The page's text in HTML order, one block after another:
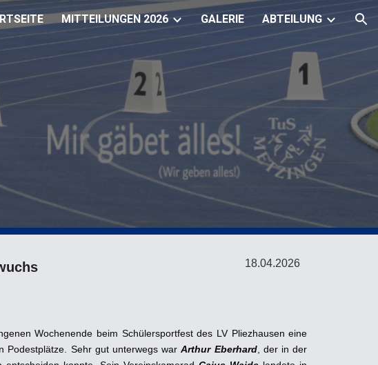
to navigationMITTEILUNGEN 2026 GALERIE ABTEILUNG
18.04.2026
Wochenende beim Schülersportfest des LV Pliezhausen eine
Podestplätze. Sehr gut unterwegs warArthur Eberhard, der in der